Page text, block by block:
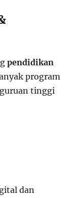
pendidikan
program
tinggi
dan